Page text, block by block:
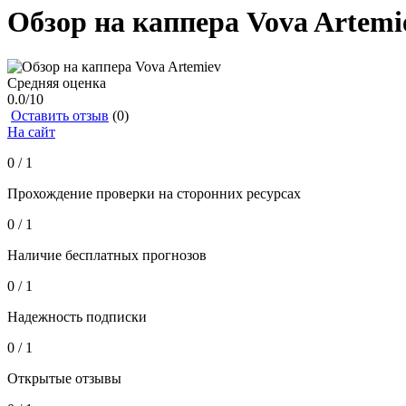
Обзор на каппера Vova
Средняя оценка
0.0/10
Оставить отзыв (0)
На сайт
0 / 1
Прохождение проверки на сторонних ресурсах
0 / 1
Наличие бесплатных прогнозов
0 / 1
Надежность подписки
0 / 1
Открытые отзывы